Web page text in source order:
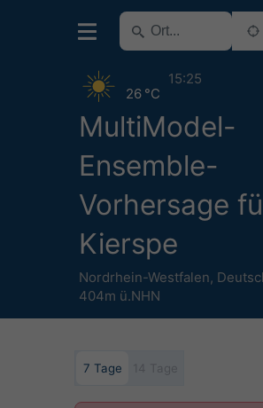
MultiModel-
Ensemble-
Vorhersage
Kierspe
Nordrhein-Westfalen,
404m ü.NHN
26 °C
15:25
7 Tage